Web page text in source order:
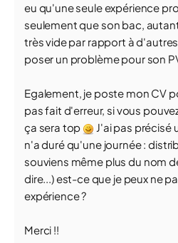
eu qu'une seule expérience
seulement que son bac,
très vide par rapport à
poser un problème pour son
Egalement, je poste mon CV
pas fait d'erreur, si vous
ça sera top
J'ai pas précisé
n'a duré qu'une journée :
souviens même plus du nom
dire...) est-ce que je peux ne
expérience ?
Merci !!